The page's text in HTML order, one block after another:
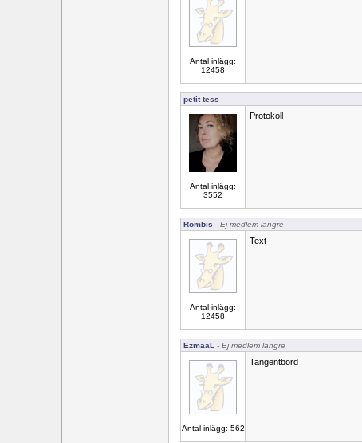
Antal inlägg:
12458
petit tess
Antal inlägg:
3552
Protokoll
Rombis - Ej medlem längre
Antal inlägg:
12458
Text
EzmaaL - Ej medlem längre
Antal inlägg: 562
Tangentbord